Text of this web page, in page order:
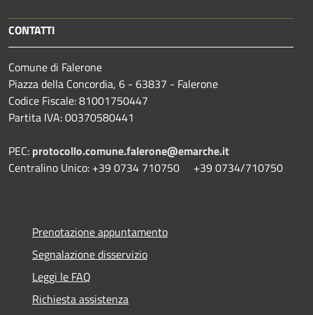
CONTATTI
Comune di Falerone
Piazza della Concordia, 6 - 63837 - Falerone
Codice Fiscale: 81001750447
Partita IVA: 00370580441
PEC: protocollo.comune.falerone@emarche.it
Centralino Unico: +39 0734 710750 +39 0734/710750
Prenotazione appuntamento
Segnalazione disservizio
Leggi le FAQ
Richiesta assistenza